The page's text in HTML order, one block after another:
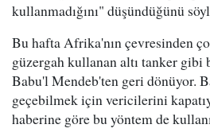
kullanmadığını" düşündüğünü
Bu hafta Afrika'nın çevresinden
güzergah kullanan altı tanker gibi
Babu'l Mendeb'ten geri dönüyor.
geçebilmek için vericilerini
haberine göre bu yöntem de